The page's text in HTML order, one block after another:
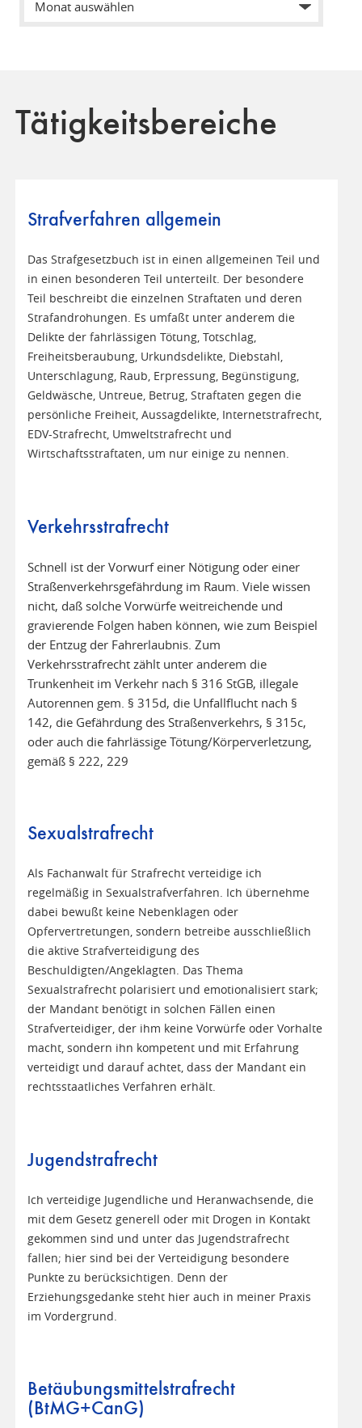
Tätigkeitsbereiche
Strafverfahren allgemein
Das Strafgesetzbuch ist in einen allgemeinen Teil und
in einen besonderen Teil unterteilt. Der besondere
Teil beschreibt die einzelnen Straftaten und deren
Strafandrohungen. Es umfaßt unter anderem die
Delikte der fahrlässigen Tötung, Totschlag,
Freiheitsberaubung, Urkundsdelikte, Diebstahl,
Unterschlagung, Raub, Erpressung, Begünstigung,
Geldwäsche, Untreue, Betrug, Straftaten gegen die
persönliche Freiheit, Aussagdelikte, Internetstrafrecht,
EDV-Strafrecht, Umweltstrafrecht und
Wirtschaftsstraftaten, um nur einige zu nennen.
Verkehrsstrafrecht
Schnell ist der Vorwurf einer Nötigung oder einer
Straßenverkehrsgefährdung im Raum. Viele wissen
nicht, daß solche Vorwürfe weitreichende und
gravierende Folgen haben können, wie zum Beispiel
der Entzug der Fahrerlaubnis. Zum
Verkehrsstrafrecht zählt unter anderem die
Trunkenheit im Verkehr nach § 316 StGB, illegale
Autorennen gem. § 315d, die Unfallflucht nach §
142, die Gefährdung des Straßenverkehrs, § 315c,
oder auch die fahrlässige Tötung/Körperverletzung,
gemäß § 222, 229
Sexualstrafrecht
Als Fachanwalt für Strafrecht verteidige ich
regelmäßig in Sexualstrafverfahren. Ich übernehme
dabei bewußt keine Nebenklagen oder
Opfervertretungen, sondern betreibe ausschließlich
die aktive Strafverteidigung des
Beschuldigten/Angeklagten. Das Thema
Sexualstrafrecht polarisiert und emotionalisiert stark;
der Mandant benötigt in solchen Fällen einen
Strafverteidiger, der ihm keine Vorwürfe oder Vorhalte
macht, sondern ihn kompetent und mit Erfahrung
verteidigt und darauf achtet, dass der Mandant ein
rechtsstaatliches Verfahren erhält.
Jugendstrafrecht
Ich verteidige Jugendliche und Heranwachsende, die
mit dem Gesetz generell oder mit Drogen in Kontakt
gekommen sind und unter das Jugendstrafrecht
fallen; hier sind bei der Verteidigung besondere
Punkte zu berücksichtigen. Denn der
Erziehungsgedanke steht hier auch in meiner Praxis
im Vordergrund.
Betäubungsmittelstrafrecht
(BtMG+CanG)